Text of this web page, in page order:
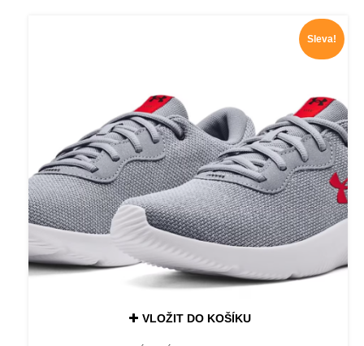
750,00 Kč.
VLOŽIT DO KOŠÍKU
Sleva!